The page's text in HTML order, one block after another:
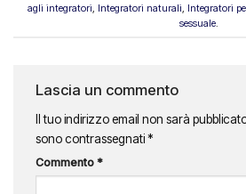
agli integratori Integratori naturali Integratori
sessuale
Lascia un commento
Il tuo indirizzo email non sarà
sono contrassegnati*
Commento *